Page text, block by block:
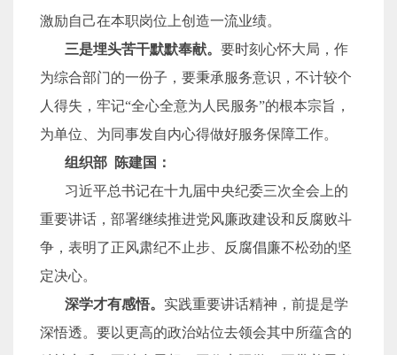
激励自己在本职岗位上创造一流业绩。
三是埋头苦干默默奉献。 要时刻心怀大局，作
为综合部门的一份子，要秉承服务意识，不计较个
人得失，牢记“全心全意为人民服务”的根本宗旨，
为单位、为同事发自内心得做好服务保障工作。
组织部 陈建国：
习近平总书记在十九届中央纪委三次全会上的
重要讲话，部署继续推进党风廉政建设和反腐败斗
争，表明了正风肃纪不止步、反腐倡廉不松劲的坚
定决心。
深学才有感悟。 实践重要讲话精神，前提是学
深悟透。要以更高的政治站位去领会其中所蕴含的